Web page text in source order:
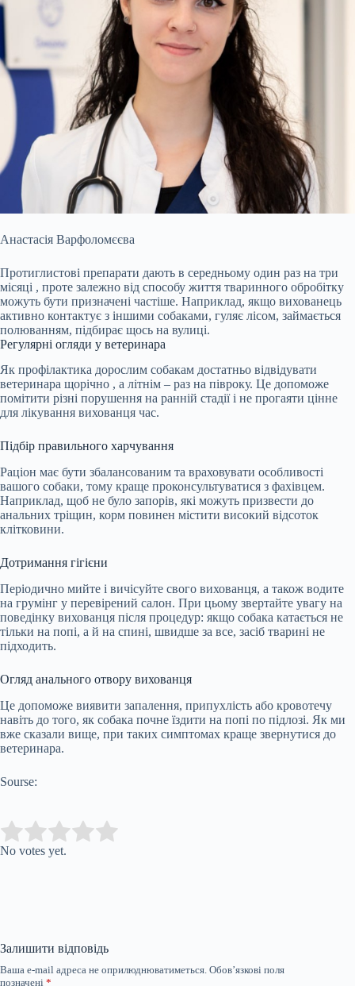
Анастасія Варфоломєєва
Протиглистові препарати дають в середньому один раз на три
місяці , проте залежно від способу життя тваринного обробітку
можуть бути призначені частіше. Наприклад, якщо вихованець
активно контактує з іншими собаками, гуляє лісом, займається
полюванням, підбирає щось на вулиці.
Регулярні огляди у ветеринара
Як профілактика дорослим собакам достатньо відвідувати
ветеринара щорічно , а літнім – раз на півроку. Це допоможе
помітити різні порушення на ранній стадії і не прогаяти цінне
для лікування вихованця час.
Підбір правильного харчування
Раціон має бути збалансованим та враховувати особливості
вашого собаки, тому краще проконсультуватися з фахівцем.
Наприклад, щоб не було запорів, які можуть призвести до
анальних тріщин, корм повинен містити високий відсоток
клітковини.
Дотримання гігієни
Періодично мийте і вичісуйте свого вихованця, а також водите
на грумінг у перевірений салон. При цьому звертайте увагу на
поведінку вихованця після процедур: якщо собака катається не
тільки на попі, а й на спині, швидше за все, засіб тварині не
підходить.
Огляд анального отвору вихованця
Це допоможе виявити запалення, припухлість або кровотечу
навіть до того, як собака почне їздити на попі по підлозі. Як ми
вже сказали вище, при таких симптомах краще звернутися до
ветеринара.
Sourse:
Rate this item:
No votes yet.
Залишити відповідь
Ваша e-mail адреса не оприлюднюватиметься. Обов’язкові поля
позначені *